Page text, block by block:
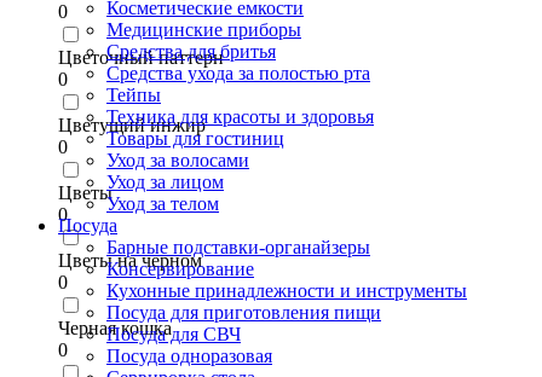
0
Цветочный паттерн
0
Цветущий инжир
0
Цветы
0
Цветы на черном
0
Черная кошка
0
Косметические емкости
Медицинские приборы
Средства для бритья
Средства ухода за полостью рта
Тейпы
Техника для красоты и здоровья
Товары для гостиниц
Уход за волосами
Уход за лицом
Уход за телом
Посуда
Барные подставки-органайзеры
Консервирование
Кухонные принадлежности и инструменты
Посуда для приготовления пищи
Посуда для СВЧ
Посуда одноразовая